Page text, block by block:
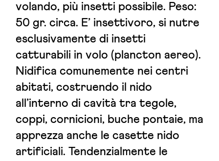
volando, più insetti possibile. Peso:
50 gr. circa. E’ insettivoro, si nutre
esclusivamente di insetti
catturabili in volo (plancton aereo).
Nidifica comunemente nei centri
abitati, costruendo il nido
all’interno di cavità tra tegole,
coppi, cornicioni, buche pontaie, ma
apprezza anche le casette nido
artificiali. Tendenzialmente le